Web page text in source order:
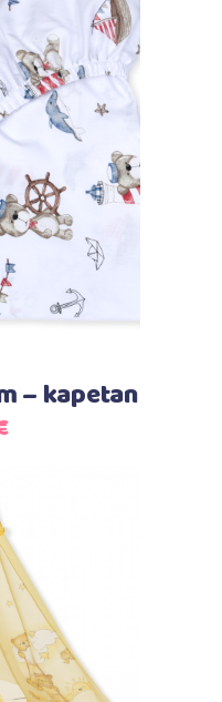
– kapetan